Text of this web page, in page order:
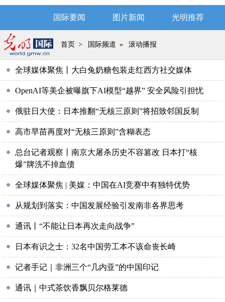
国际要闻 图片新闻 光明推荐
首页 > 国际频道 » 滚动播报
全球媒体聚焦丨大白兔奶糖包装走红西方社交媒体
OpenAI等美企被曝旗下AI模型“越界” 安全风险引担忧
俄驻日大使：日本推翻“无核三原则”将招致邻国反制
高市早苗再度对“无核三原则”含糊表态
总台记者观察丨南京大屠杀历史不容篡改 日本打“核
爆”牌洗不掉血债
全球媒体聚焦 | 美媒：中国在AI竞赛中有独特优势
从规划到落实：中国发展经验引发南非各界思考
通讯丨“不能让日本再次走向战争”
日本有识之士：32名中国劳工本不该命丧长崎
记者手记｜非洲三个“几内亚”的中国印记
通讯｜中式茶饮香飘贝尔格莱德